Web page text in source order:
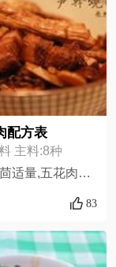
配方表
主料:8种
肉500g,笋干适量,葱大半颗,姜适量,生抽适量,老抽适量,料酒适量,
83